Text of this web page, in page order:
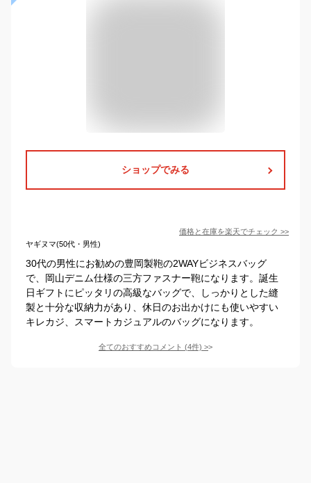
ショップでみる
価格と在庫を楽天でチェック >>
ヤギヌマ(50代・男性)
30代の男性にお勧めの豊岡製鞄の2WAYビジネスバッグ
で、岡山デニム仕様の三方ファスナー鞄になります。誕生
日ギフトにピッタリの高級なバッグで、しっかりとした縫
製と十分な収納力があり、休日のお出かけにも使いやすい
キレカジ、スマートカジュアルのバッグになります。
全てのおすすめコメント (4件) >